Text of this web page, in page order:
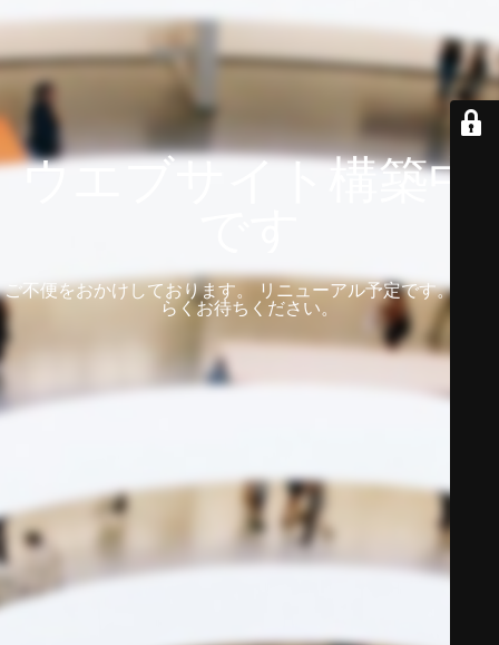
ウエブサイト構築中
ご不便をおかけしております。 リニューアル予定です。 しば
らくお待ちください。